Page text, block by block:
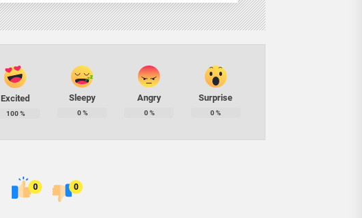
Excited
100%
Sleepy
0%
Angry
0%
Surprise
0%
0 0